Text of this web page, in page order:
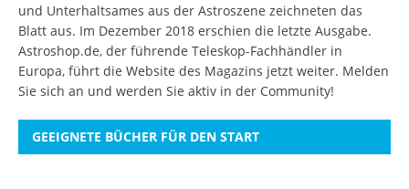
und Unterhaltsames aus der Astroszene zeichneten das
Blatt aus. Im Dezember 2018 erschien die letzte Ausgabe.
Astroshop.de, der führende Teleskop-Fachhändler in
Europa, führt die Website des Magazins jetzt weiter. Melden
Sie sich an und werden Sie aktiv in der Community!
GEEIGNETE BÜCHER FÜR DEN START